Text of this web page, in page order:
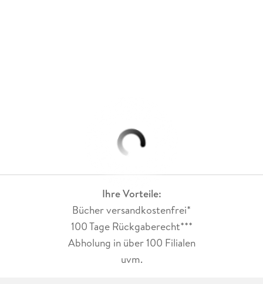
Ihre Vorteile:
Bücher versandkostenfrei*
100 Tage Rückgaberecht***
Abholung in über 100 Filialen
uvm.